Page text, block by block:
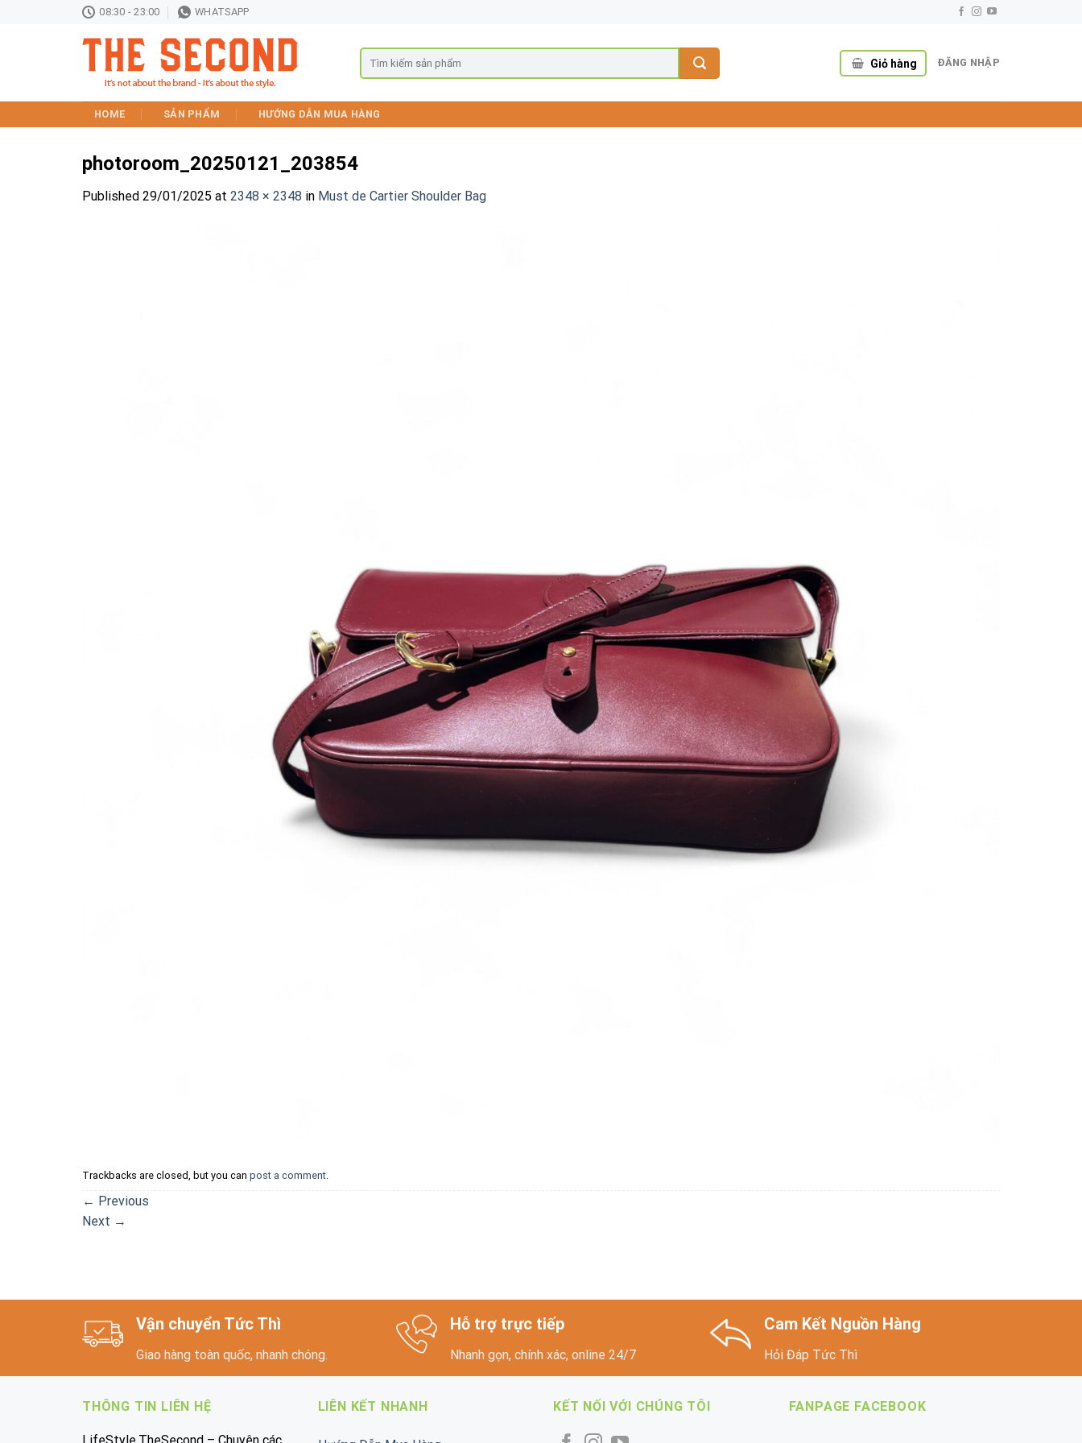
08:30 - 23:00 WHATSAPP
Giỏ hàng ĐĂNG NHẬP
HOME SẢN PHẨM HƯỚNG DẪN MUA HÀNG
photoroom_20250121_203854
Published 29/01/2025 at 2348 × 2348 in Must de Cartier Shoulder Bag
Trackbacks are closed, but you can post a comment.
← Previous
Next →
Vận chuyển Tức Thì
Giao hàng toàn quốc, nhanh chóng.
Hỗ trợ trực tiếp
Nhanh gọn, chính xác, online 24/7
Cam Kết Nguồn Hàng
Hỏi Đáp Tức Thì
THÔNG TIN LIÊN HỆ LIÊN KẾT NHANH KẾT NỐI VỚI CHÚNG TÔI FANPAGE FACEBOOK